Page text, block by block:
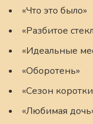
«Что это было»
«Разбитое
«Идеальные
«Оборотень»
«Сезон
«Любимая